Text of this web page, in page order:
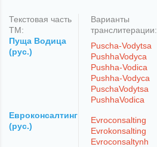
Текстовая часть
ТМ:
Варианты
транслитерации:
Пуща Водица
(рус.)
Puscha-Vodytsa
PushhaVodyca
Pushha-Vodica
Pushha-Vodyca
PuschaVodytsa
PushhaVodica
Евроконсалтинг
(рус.)
Evroconsalting
Evrokonsalting
Evroconsaltynh